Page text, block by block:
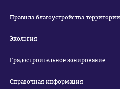
Правила благоустройства территории
Экология
Градостроительное зонирование
Справочная информация